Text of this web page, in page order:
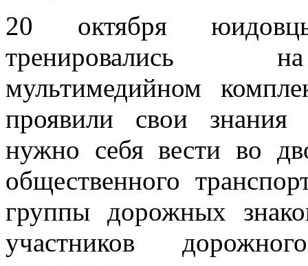
20 октября
тренировались
мультимедийном
проявили свои
нужно себя вести во
общественного
группы дорожных
участников